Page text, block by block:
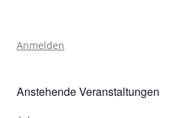
Anmelden
Anstehende Veranstaltungen